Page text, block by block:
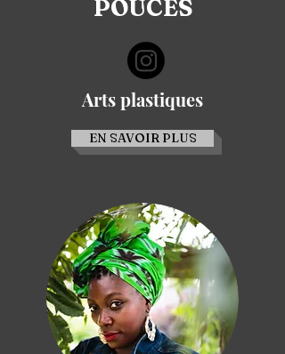
POUCES
Arts plastiques
EN SAVOIR PLUS